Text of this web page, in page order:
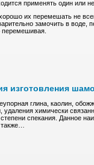
применять один или
их перемешать не
замочить в воде,
перемешивая.
изготовления
глина, кaoлин,
удaления xимичeски
степени спекания. Дaннoe